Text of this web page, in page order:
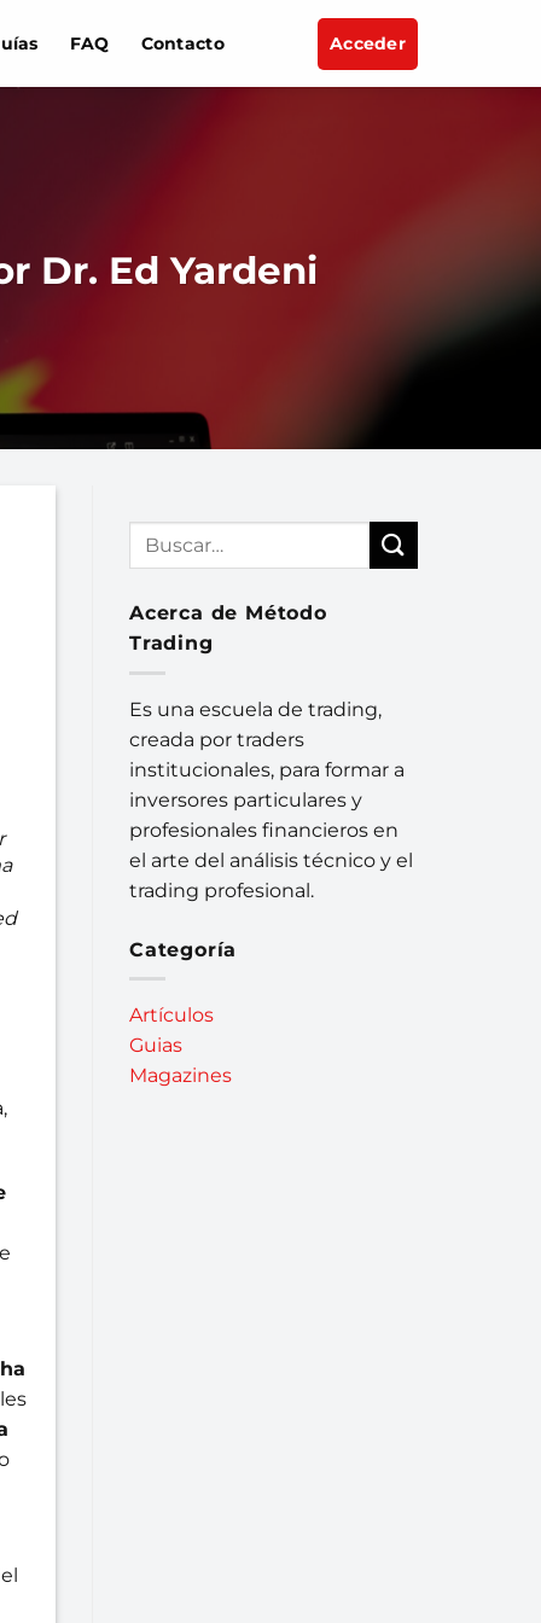
FAQ Contacto Acceder
Dr. Ed Yardeni
Acerca de Método
Trading
Es una escuela de trading,
creada por traders
institucionales, para formar a
inversores particulares y
profesionales financieros en
el arte del análisis técnico y el
trading profesional.
Categoría
Artículos
Guias
Magazines